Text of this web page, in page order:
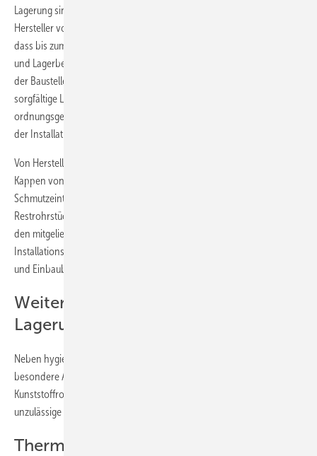
Lagerung sind die Bauteile gegen Verschmutzung zu schützen.
Hersteller von Produkten verpacken diese Bauteile in der Regel so,
dass bis zum Einbau auf der Baustelle bei Beachtung der Transport-
und Lagerbedingungen keine Verschmutzung stattfinden kann. Auf
der Baustelle trägt der Installateur die Verantwortung für die
sorgfältige Lagerung, den sachgerechten Einbau und die
ordnungsgemäße Vorhaltung der Materialien bis zur Inbetriebnahme
der Installation.
Von Herstellern mitgelieferte Schutzverpackungen oder Stopfen und
Kappen von Rohren sind während der Montage zur Vermeidung von
Schmutzeintrag in die Installation zu verwenden. Ebenso sollten
Restrohrstücke bis zur Wiederverwendung gegen Schmutzeintrag mit
den mitgelieferten Stopfen oder Kappen verschlossen werden. In den
Installations-Anleitungen der Hersteller sind die Transport-, Lager-
und Einbaubedingungen für eine saubere Installation beschrieben.
Weitere Anforderungen an die
Lagerung
Neben hygienischen Aspekten kann es für bestimmte Werkstoffe
besondere Anforderungen an die Lagerung geben, z.B. müssen
Kunststoffrohre vor dem Einfluss von UV-Strahlung und gegen
unzulässige Temperatureinflüsse geschützt werden.
Thermische Bewegungen der